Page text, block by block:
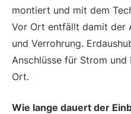
montiert und mit dem
Vor Ort entfällt damit der
und Verrohrung.
Anschlüsse für Strom
Ort.
Wie lange dauert der